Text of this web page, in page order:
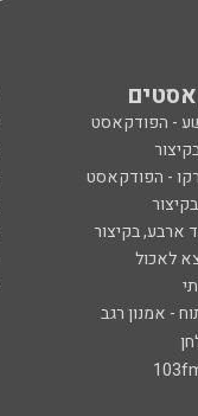
- הפודקאסט
- הפודקאסט
ארבע, בקיצור
לאכול
- אמנון רגב